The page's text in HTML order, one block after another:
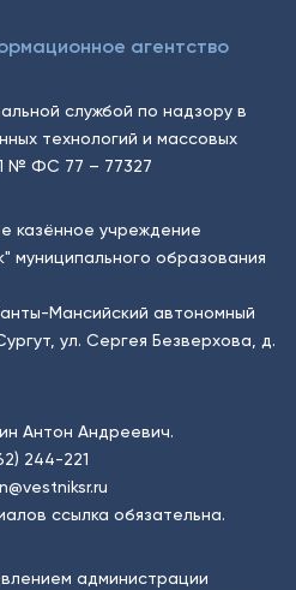
агентство
службой по надзору в
технологий и массовых
№ ФС 77 – 77327
казённое учреждение
муниципального образования
Мансийский автономный
ул. Сергея Безверхова, д.
Антон Андреевич.
244-221
ссылка обязательна.
администрации